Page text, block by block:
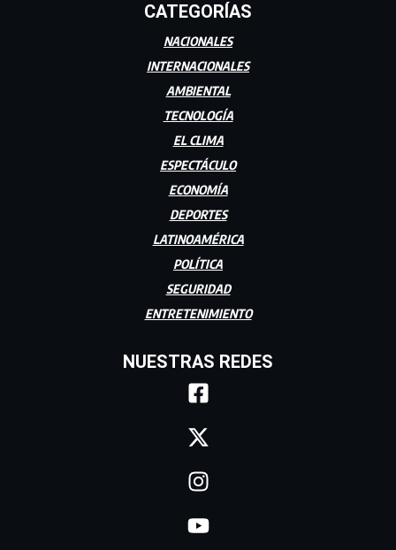
CATEGORÍAS
NACIONALES
INTERNACIONALES
AMBIENTAL
TECNOLOGÍA
EL CLIMA
ESPECTÁCULO
ECONOMÍA
DEPORTES
LATINOAMÉRICA
POLÍTICA
SEGURIDAD
ENTRETENIMIENTO
NUESTRAS REDES